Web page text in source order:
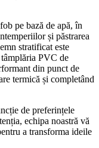
pe bază de apă, în
și păstrarea
stratificat este
PVC de
din punct de
termică și completând
de preferințele
echipa noastră vă
a transforma ideile